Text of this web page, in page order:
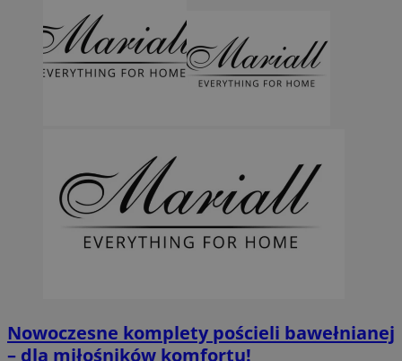
Nowoczesne komplety pościeli bawełnianej
– dla miłośników komfortu!